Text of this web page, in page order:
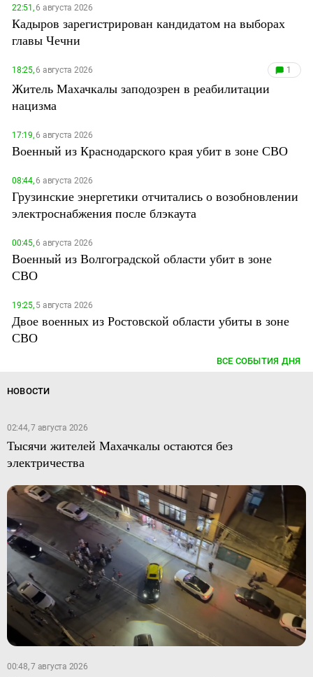
22:51,6 августа 2026
Кадыров зарегистрирован кандидатом на выборах
главы Чечни
18:25,6 августа 2026 1
Житель Махачкалы заподозрен в реабилитации
нацизма
17:19,6 августа 2026
Военный из Краснодарского края убит в зоне СВО
08:44,6 августа 2026
Грузинские энергетики отчитались о возобновлении
электроснабжения после блэкаута
00:45,6 августа 2026
Военный из Волгоградской области убит в зоне
СВО
19:25,5 августа 2026
Двое военных из Ростовской области убиты в зоне
СВО
ВСЕ СОБЫТИЯ ДНЯ
НОВОСТИ
02:44, 7 августа 2026
Тысячи жителей Махачкалы остаются без
электричества
00:48, 7 августа 2026